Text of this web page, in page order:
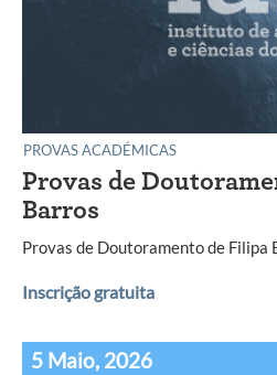
PROVAS ACADÉMICAS
Provas de
Barros
Provas de Doutoramento de Filipa
Inscrição gratuita
5 Maio, 2026